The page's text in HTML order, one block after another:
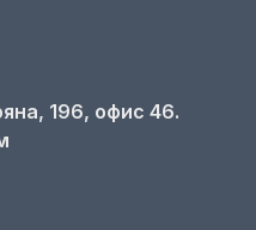
196, офис 46.